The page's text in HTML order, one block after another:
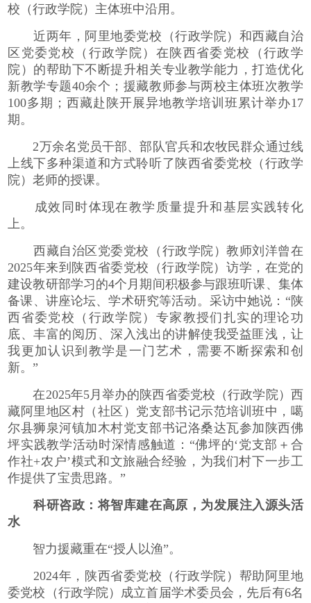
校（行政学院）主体班中沿用。
近两年，阿里地委党校（行政学院）和西藏自治
区党委党校（行政学院）在陕西省委党校（行政学
院）的帮助下不断提升相关专业教学能力，打造优化
新教学专题40余个；援藏教师参与两校主体班次教学
100多期；西藏赴陕开展异地教学培训班累计举办17
期。
2万余名党员干部、部队官兵和农牧民群众通过线
上线下多种渠道和方式聆听了陕西省委党校（行政学
院）老师的授课。
成效同时体现在教学质量提升和基层实践转化
上。
西藏自治区党委党校（行政学院）教师刘洋曾在
2025年来到陕西省委党校（行政学院）访学，在党的
建设教研部学习的4个月期间积极参与跟班听课、集体
备课、讲座论坛、学术研究等活动。采访中她说：“陕
西省委党校（行政学院）专家教授们扎实的理论功
底、丰富的阅历、深入浅出的讲解使我受益匪浅，让
我更加认识到教学是一门艺术，需要不断探索和创
新。”
在2025年5月举办的陕西省委党校（行政学院）西
藏阿里地区村（社区）党支部书记示范培训班中，噶
尔县狮泉河镇加木村党支部书记洛桑达瓦参加陕西佛
坪实践教学活动时深情感触道：“佛坪的‘党支部＋合
作社+农户’模式和文旅融合经验，为我们村下一步工
作提供了宝贵思路。”
科研咨政：将智库建在高原，为发展注入源头活
水
智力援藏重在“授人以渔”。
2024年，陕西省委党校（行政学院）帮助阿里地
委党校（行政学院）成立首届学术委员会，先后有6名